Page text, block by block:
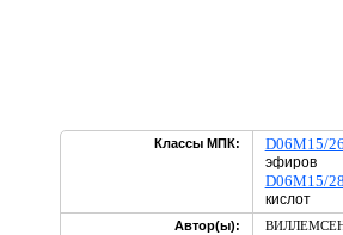
Классы МПК: D06M15/
эфиров
D06M15/
кислот
Автор(ы):
ВИЛЛЕМСЕН